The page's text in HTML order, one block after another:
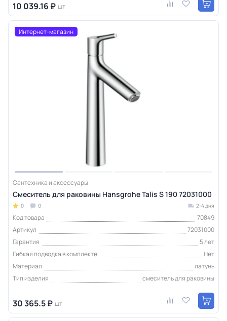
10 039.16 ₽ шт
Интернет-магазин
Сантехника и аксессуары
Смеситель для раковины Hansgrohe Talis S 190 72031000
0 0 2-4 дня
Код товара
70849
Артикул
72031000
Гарантия
5 лет
Гибкая подводка в комплекте
Нет
Материал
латунь
Тип изделия
смеситель для раковины
30 365.5 ₽ шт